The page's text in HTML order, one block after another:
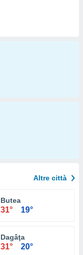
Altre città
Butea
31° 19°
Dagâţa
31° 20°